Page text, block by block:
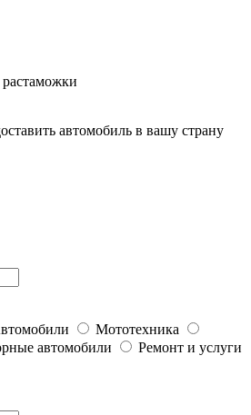
автомобиль в вашу страну
Мототехника
автомобили
Ремонт и услуги